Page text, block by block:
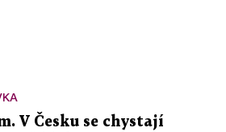
V Česku se chystají